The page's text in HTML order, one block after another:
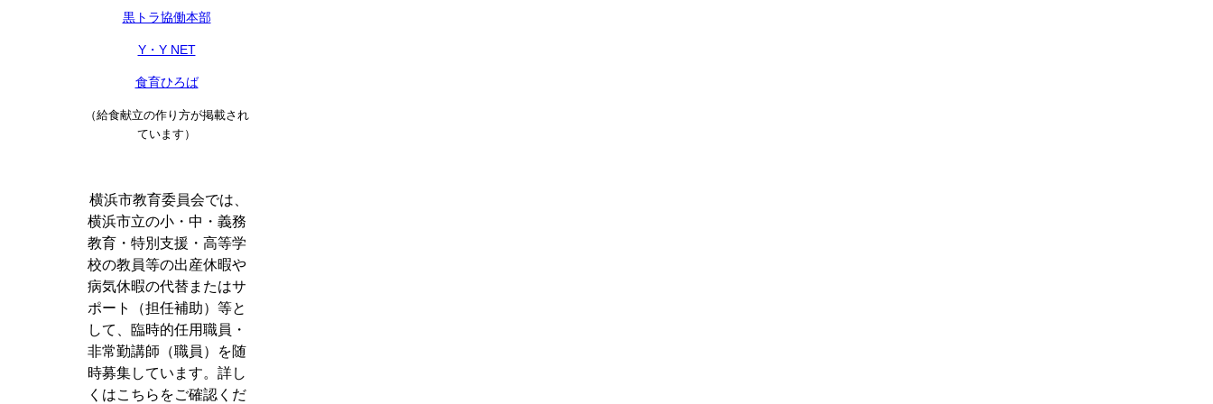
黒トラ協働本部
Y・Y NET
食育ひろば
（給食献立の作り方が掲載され
ています）
横浜市教育委員会では、
横浜市立の小・中・義務
教育・特別支援・高等学
校の教員等の出産休暇や
病気休暇の代替またはサ
ポート（担任補助）等と
して、臨時的任用職員・
非常勤講師（職員）を随
時募集しています。詳し
くはこちらをご確認くだ